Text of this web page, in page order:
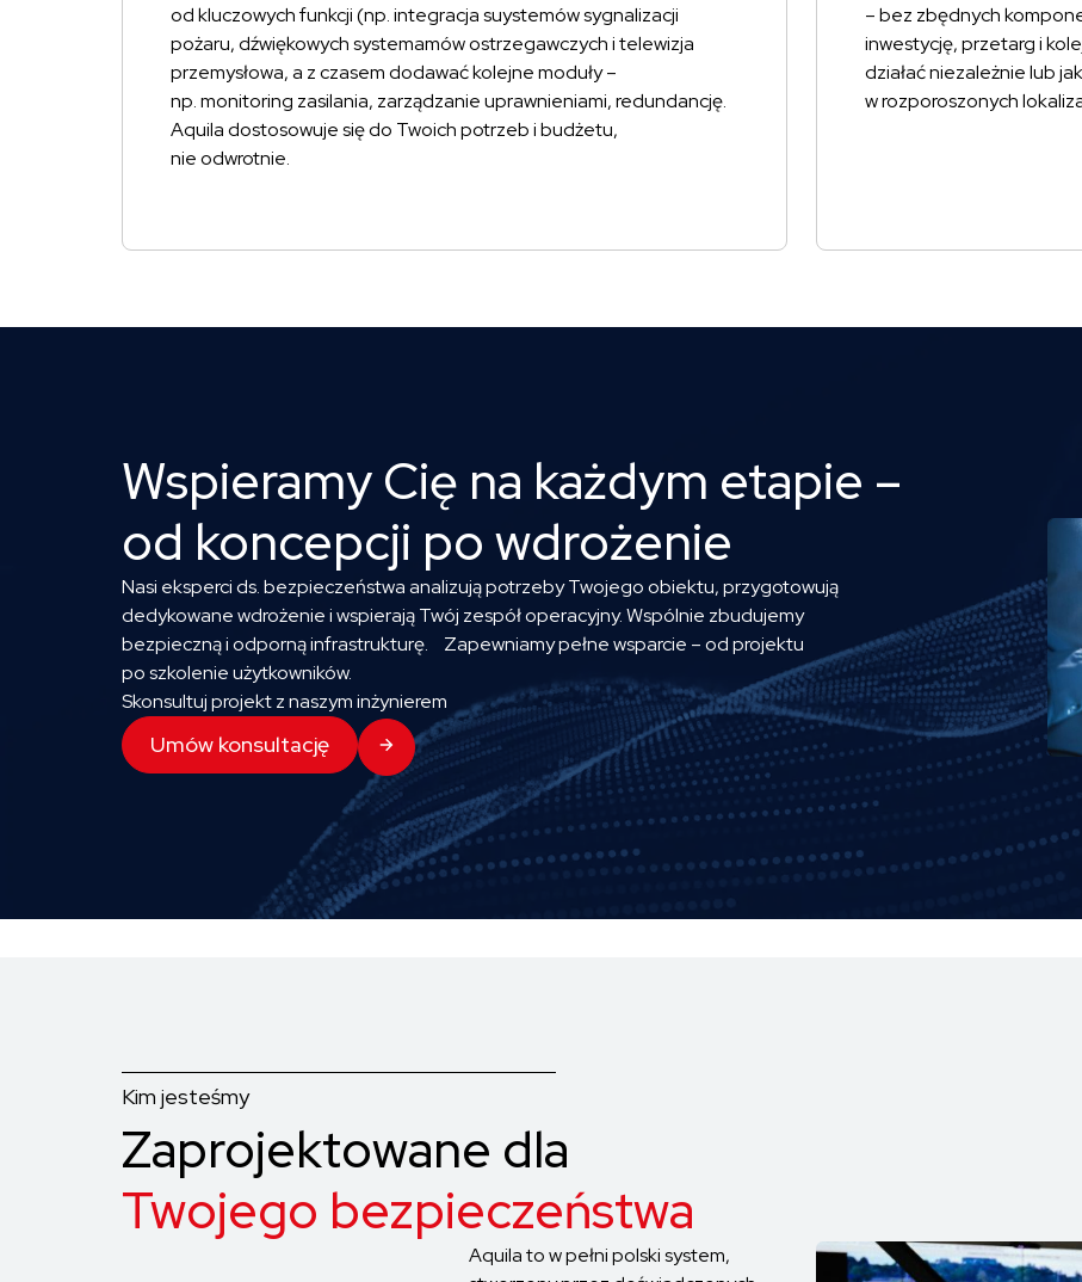
od kluczowych funkcji (np. integracja suystemów sygnalizacji
pożaru, dźwiękowych systemamów ostrzegawczych i telewizja
przemysłowa, a z czasem dodawać kolejne moduły –
np. monitoring zasilania, zarządzanie uprawnieniami, redundancję.
Aquila dostosowuje się do Twoich potrzeb i budżetu,
nie odwrotnie.
– bez zbędnych
inwestycję, przetarg i
działać niezależnie lub
w rozporoszonych
Wspieramy Cię na każdym etapie –
od koncepcji po wdrożenie
Nasi eksperci ds. bezpieczeństwa analizują potrzeby Twojego obiektu, przygotowują
dedykowane wdrożenie i wspierają Twój zespół operacyjny. Wspólnie zbudujemy
bezpieczną i odporną infrastrukturę. Zapewniamy pełne wsparcie – od projektu
po szkolenie użytkowników.
Skonsultuj projekt z naszym inżynierem
Umów konsultację
Kim jesteśmy
Zaprojektowane dla
Twojego bezpieczeństwa
Aquila to w pełni polski system,